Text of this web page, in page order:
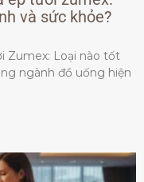
và sức khỏe?
Zumex: Loại nào tốt
ngành đồ uống hiện